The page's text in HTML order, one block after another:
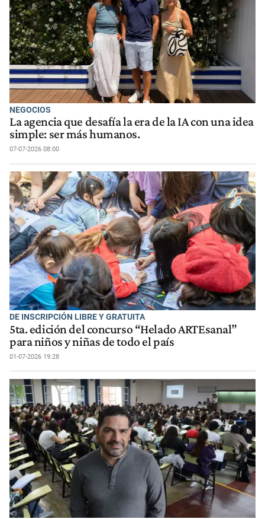
NEGOCIOS
La agencia que desafía la era de la IA con una idea
simple: ser más humanos.
07-07-2026 08:00
DE INSCRIPCIÓN LIBRE Y GRATUITA
5ta. edición del concurso “Helado ARTEsanal”
para niños y niñas de todo el país
01-07-2026 19:28